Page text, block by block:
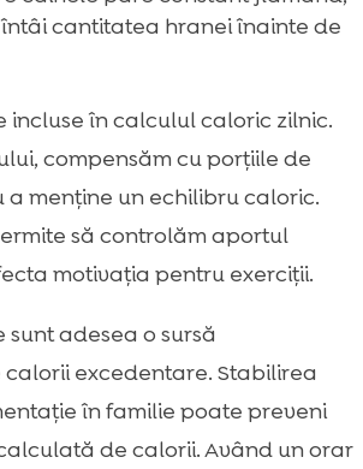
cantitatea hranei înainte de
incluse în calculul caloric zilnic.
compensăm cu porțiile de
menține un echilibru caloric.
să controlăm aportul
motivația pentru exerciții.
sunt adesea o sursă
excedentare. Stabilirea
în familie poate preveni
de calorii. Având un orar